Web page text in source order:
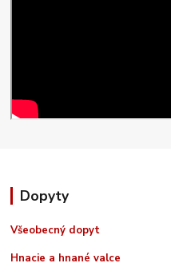
Dopyty
Všeobecný dopyt
Hnacie a hnané valce